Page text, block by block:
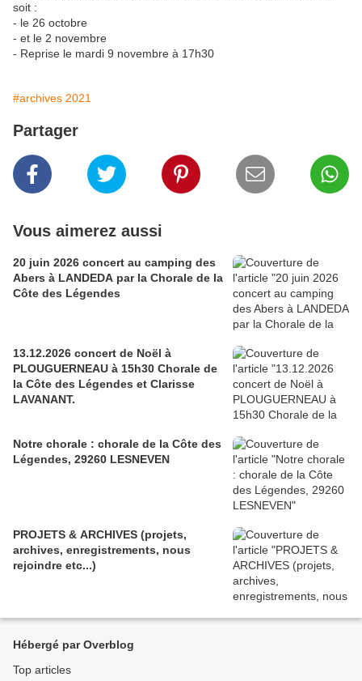
soit :
- le 26 octobre
- et le 2 novembre
- Reprise le mardi 9 novembre à 17h30
#archives 2021
Partager
Vous aimerez aussi
20 juin 2026 concert au camping des
Abers à LANDEDA par la Chorale de la
Côte des Légendes
13.12.2026 concert de Noël à
PLOUGUERNEAU à 15h30 Chorale de
la Côte des Légendes et Clarisse
LAVANANT.
Notre chorale : chorale de la Côte des
Légendes, 29260 LESNEVEN
PROJETS & ARCHIVES (projets,
archives, enregistrements, nous
rejoindre etc...)
Hébergé par Overblog
Top articles